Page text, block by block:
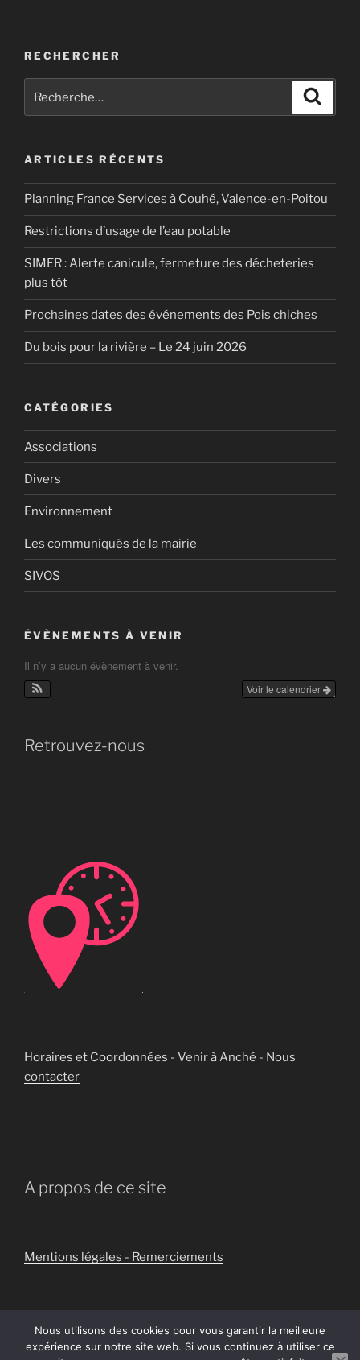
RECHERCHER
pour
ARTICLES RÉCENTS
Planning France Services à Couhé, Valence-en-Poitou
Restrictions d’usage de l’eau potable
SIMER : Alerte canicule, fermeture des décheteries
plus tôt
Prochaines dates des événements des Pois chiches
Du bois pour la rivière – Le 24 juin 2026
CATÉGORIES
Associations
Divers
Environnement
Les communiqués de la mairie
SIVOS
ÉVÈNEMENTS À VENIR
Il n’y a aucun évènement à venir.
Voir le calendrier
Retrouvez-nous
Horaires et Coordonnées - Venir à Anché - Nous
contacter
A propos de ce site
Mentions légales - Remerciements
Politique de confidentialité Fièrement propulsé par
Nous utilisons des cookies pour vous garantir la meilleure
expérience sur notre site web. Si vous continuez à utiliser ce